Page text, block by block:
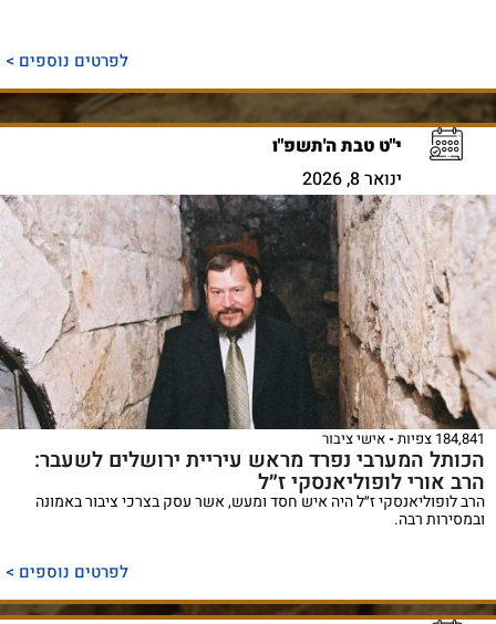
לפרטים נוספים >
י"ט טבת ה'תשפ"ו
ינואר 8, 2026
184,841 צפיות אישי ציבור
הכותל המערבי נפרד מראש עיריית ירושלים לשעבר:
הרב אורי לופוליאנסקי ז״ל
הרב לופוליאנסקי ז״ל היה איש חסד ומעש, אשר עסק בצרכי ציבור באמונה
ובמסירות רבה.
לפרטים נוספים >